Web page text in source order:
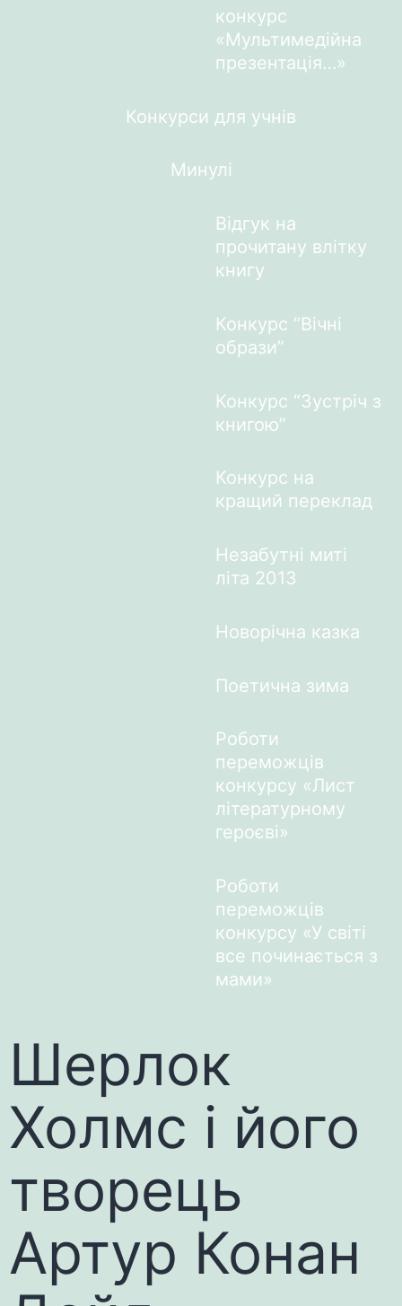
конкурс
«Мультимедійна
презентація…»
Конкурси для учнів
Минулі
Відгук на
прочитану влітку
книгу
Конкурс “Вічні
образи”
Конкурс “Зустріч з
книгою”
Конкурс на
кращий переклад
Незабутні миті
літа 2013
Новорічна казка
Поетична зима
Роботи
переможців
конкурсу «Лист
літературному
героєві»
Роботи
переможців
конкурсу «У світі
все починається з
мами»
Шерлок
Холмс і його
творець
Артур Конан